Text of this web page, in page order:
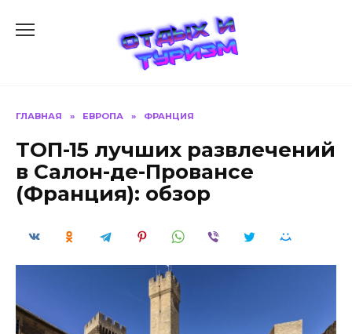
ГЛАВНАЯ » ЕВРОПА » ФРАНЦИЯ
ТОП-15 лучших развлечений
в Салон-де-Провансе
(Франция): обзор